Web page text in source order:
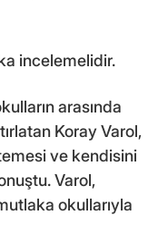
incelemelidir.
arasında
Koray Varol,
ve kendisini
Varol,
okullarıyla